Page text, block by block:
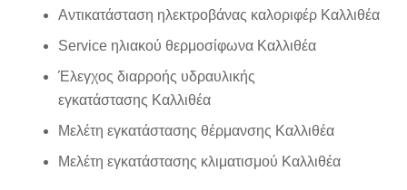
Αντικατάσταση ηλεκτροβάνας καλοριφέρ Καλλιθέα
Service ηλιακού θερμοσίφωνα Καλλιθέα
Έλεγχος διαρροής υδραυλικής
εγκατάστασης Καλλιθέα
Μελέτη εγκατάστασης θέρμανσης Καλλιθέα
Μελέτη εγκατάστασης κλιματισμού Καλλιθέα